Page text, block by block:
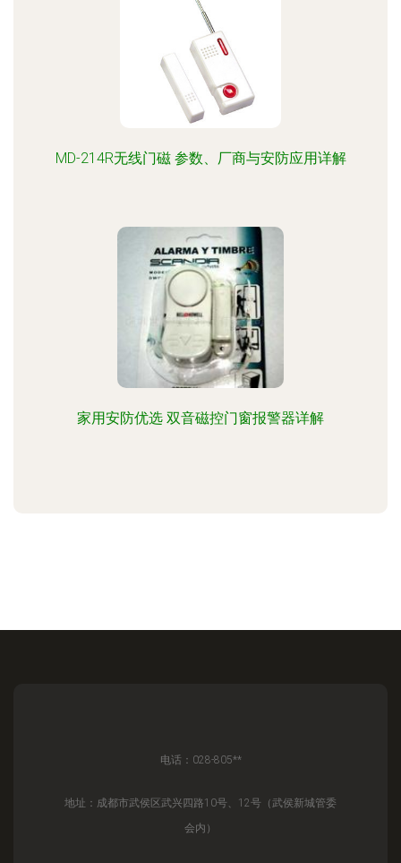
MD-214R无线门磁 参数、厂商与安防应用详解
家用安防优选 双音磁控门窗报警器详解
电话：028-805**
地址：成都市武侯区武兴四路10号、12号（武侯新城管委
会内）